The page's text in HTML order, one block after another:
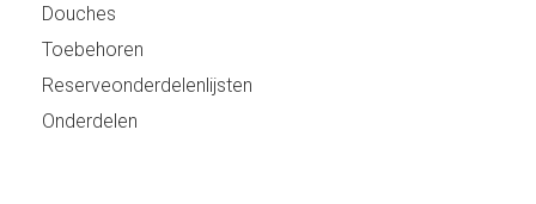
Douches
Toebehoren
Reserveonderdelenlijsten
Onderdelen